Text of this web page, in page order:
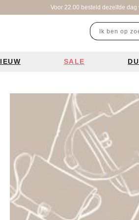
Voor 22.00 besteld dezelfde dag verzonden*
SALE
categorie
tassen
Populaire merken
Bear Design tassen
Charm London
Coach tassen
Enrico Benetti tassen
Guess tassen